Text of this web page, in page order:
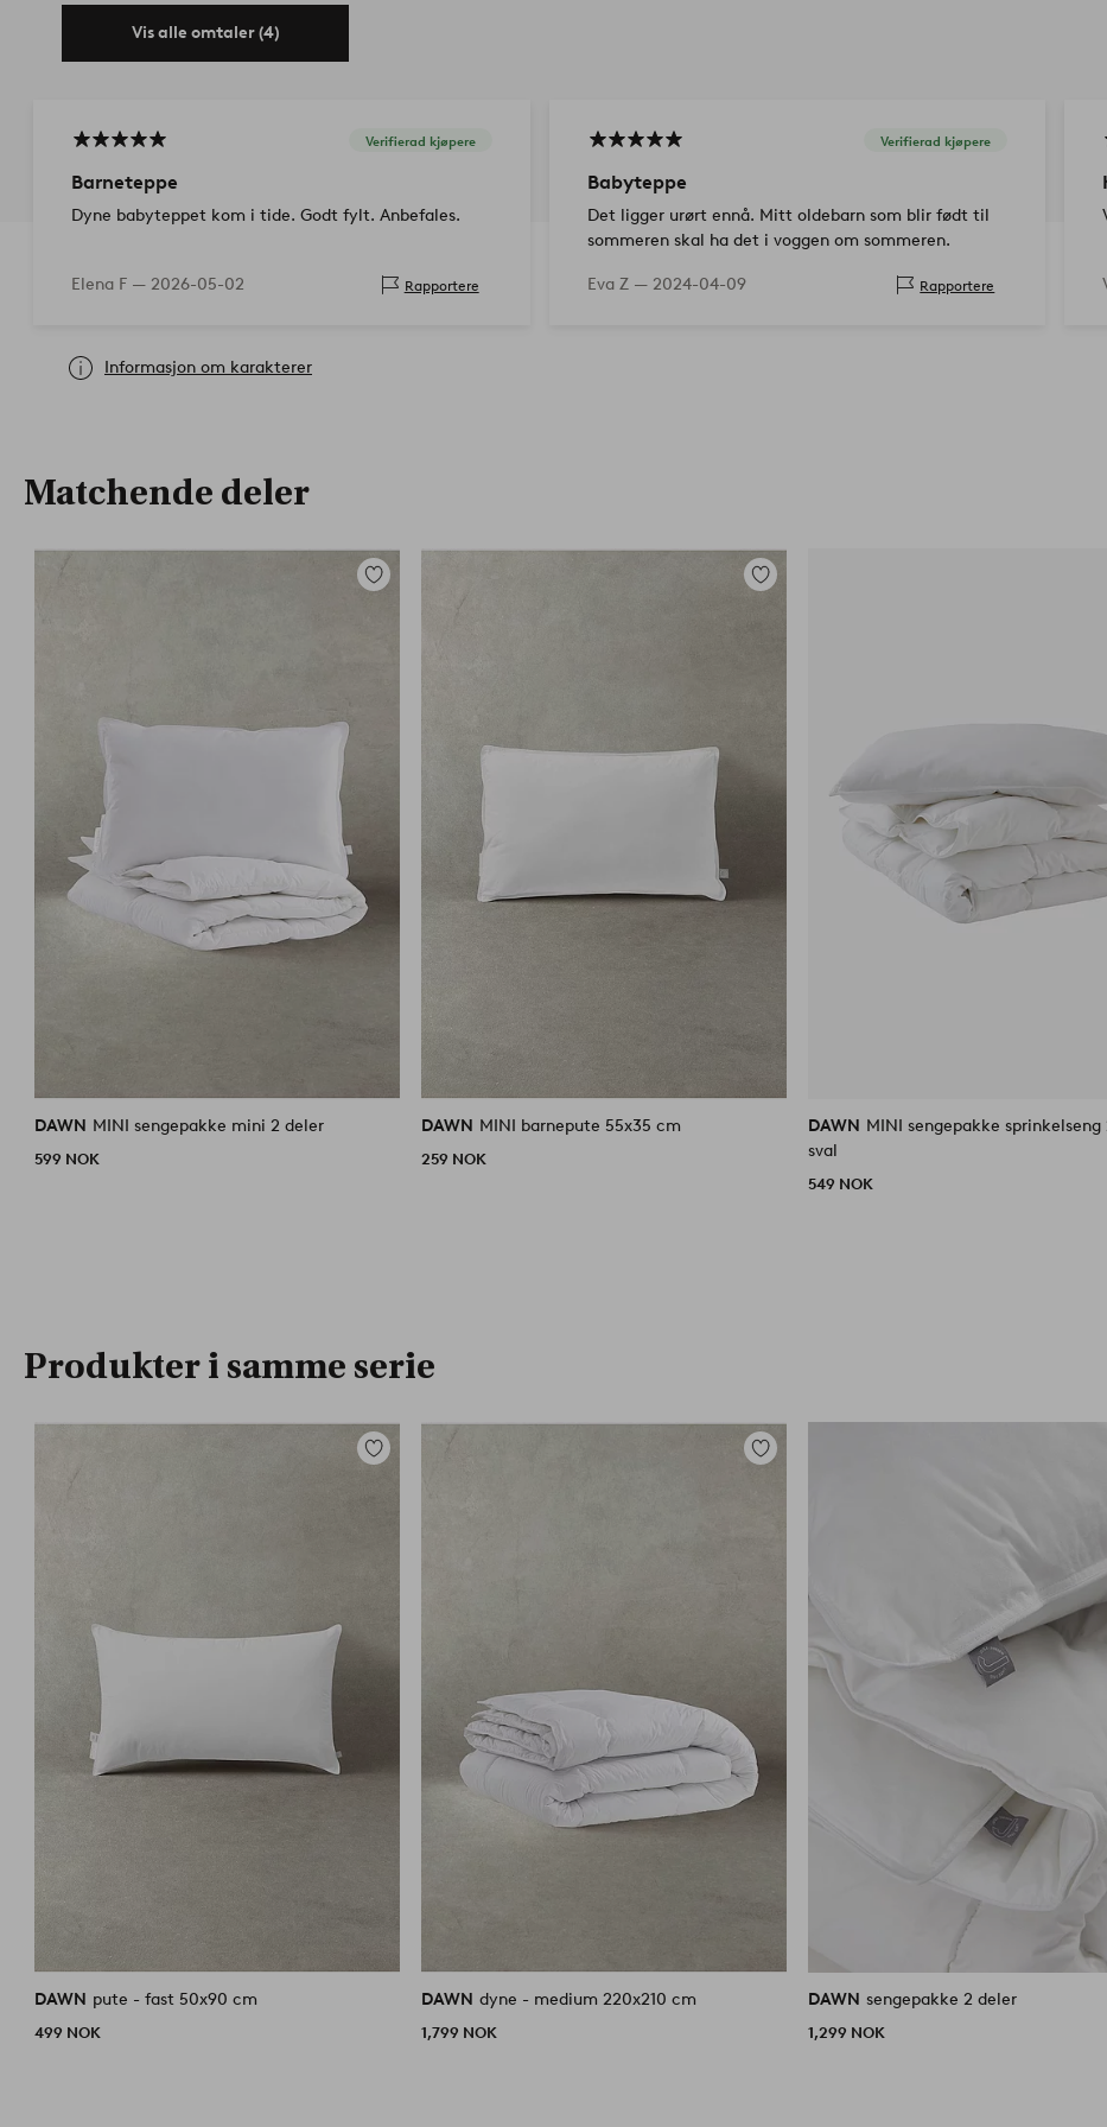
Vis alle omtaler (4)
Verifierad kjøpere
Barneteppe
Dyne babyteppet kom i tide. Godt fylt. Anbefales.
Elena F — 2026-05-02 Rapportere
Verifierad kjøpere
Babyteppe
Det ligger urørt ennå. Mitt oldebarn som blir født til
sommeren skal ha det i voggen om sommeren.
Eva Z — 2024-04-09 Rapportere
Informasjon om karakterer
Matchende deler
Legg
DAWN MINI sengepakke mini 2 deler
599 NOK
Legg
DAWN MINI barnepute 55x35 cm
259 NOK
DAWN MINI sengepakke
sval
549 NOK
Produkter i samme serie
Legg
DAWN pute - fast 50x90 cm
499 NOK
Legg
DAWN dyne - medium 220x210 cm
1,799 NOK
DAWN sengepakke 2 deler
1,299 NOK